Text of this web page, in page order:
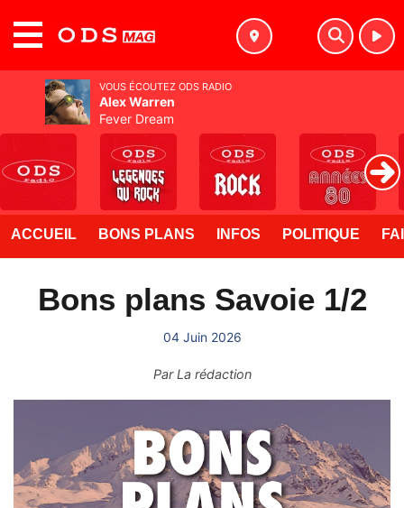
ACCUEIL BONS PLANS INFOS POLITIQUE
Bons plans Savoie 1/2
04 Juin 2026
ParLa rédaction
VOUS ÉCOUTEZ ODS RADIO
Alex Warren
Fever Dream